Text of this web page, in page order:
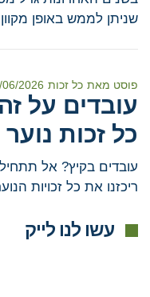
שניתן לממש באופן
פוסט מאת כל זכות 06/2026
עובדים על
כל זכות נוער
עובדים בקיץ? אל
ריכזנו את כל זכויות
עשו לנו לייק